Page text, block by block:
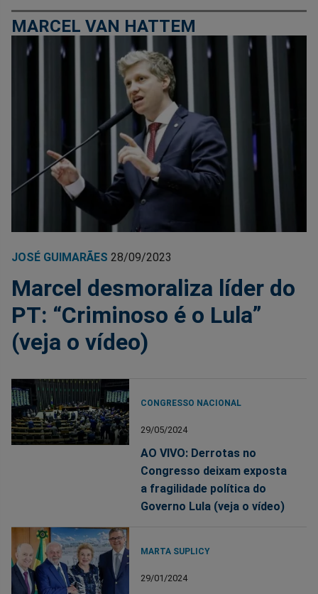
MARCEL VAN HATTEM
JOSÉ GUIMARÃES 28/09/2023
Marcel desmoraliza líder do
PT: “Criminoso é o Lula”
(veja o vídeo)
CONGRESSO NACIONAL
29/05/2024
AO VIVO: Derrotas no
Congresso deixam exposta
a fragilidade política do
Governo Lula (veja o vídeo)
MARTA SUPLICY
29/01/2024